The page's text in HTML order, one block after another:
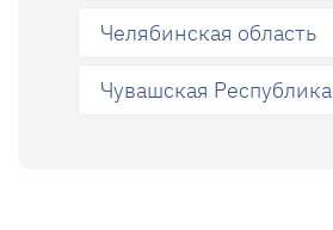
Челябинская область
Чувашская Республика